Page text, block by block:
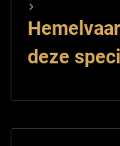
deze